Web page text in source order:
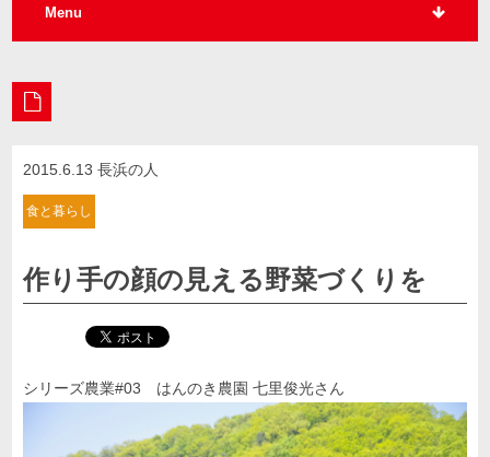
Menu
2015.6.13 長浜の人
食と暮らし
作り手の顔の見える野菜づくりを
シリーズ農業#03 はんのき農園 七里俊光さん